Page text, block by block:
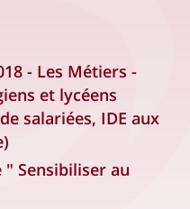
- Les Métiers -
et lycéens
salariées, IDE aux
" Sensibiliser au